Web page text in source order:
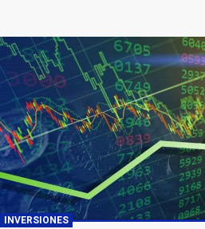
INVERSIONES